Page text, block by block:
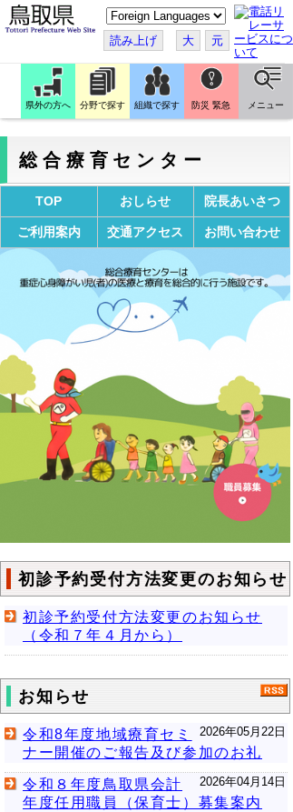
こ
の
ペ
ー
ジ
を
翻
訳
す
読み上げ 大 元
県外の方へ 分野で探す 組織で探す 防災 緊急 メニュー
総合療育センター
TOP おしらせ 院長あいさつ
ご利用案内 交通アクセス お問い合わせ
初診予約受付方法変更のお知らせ
初診予約受付方法変更のお知らせ
（令和７年４月から）
お知らせ
2026年05月22日
令和8年度地域療育セミ
ナー開催のご報告及び参加のお礼
2026年04月14日
令和８年度鳥取県会計
年度任用職員（保育士）募集案内